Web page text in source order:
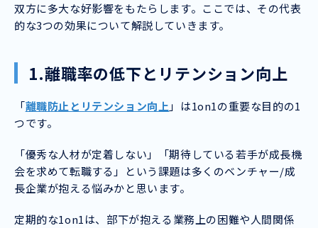
双方に多大な好影響をもたらします。ここでは、その代表
的な3つの効果について解説していきます。
1.離職率の低下とリテンション向上
「離職防止とリテンション向上」は1on1の重要な目的の1
つです。
「優秀な人材が定着しない」「期待している若手が成長機
会を求めて転職する」という課題は多くのベンチャー/成
長企業が抱える悩みかと思います。
定期的な1on1は、部下が抱える業務上の困難や人間関係